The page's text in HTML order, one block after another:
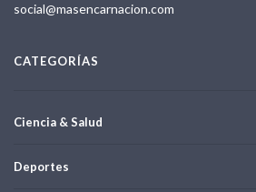
social@masencarnacion.com
CATEGORÍAS
Ciencia & Salud
Deportes